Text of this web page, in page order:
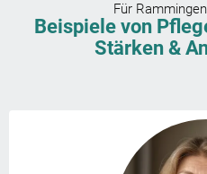
Für
Beispiele von
Stärken &